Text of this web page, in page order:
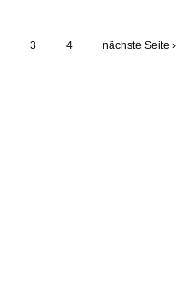
3 4 nächste Seite ›